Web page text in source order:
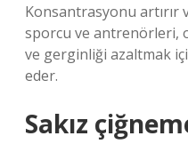
Konsantrasyonu artırır
sporcu ve antrenörleri,
ve gerginliği azaltmak
eder.
Sakız